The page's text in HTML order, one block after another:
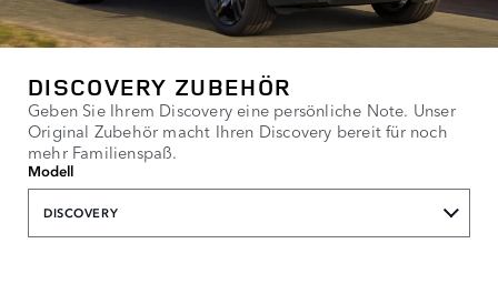
DISCOVERY ZUBEHÖR
Geben Sie Ihrem Discovery eine persönliche Note. Unser
Original Zubehör macht Ihren Discovery bereit für noch
mehr Familienspaß.
Modell
DISCOVERY